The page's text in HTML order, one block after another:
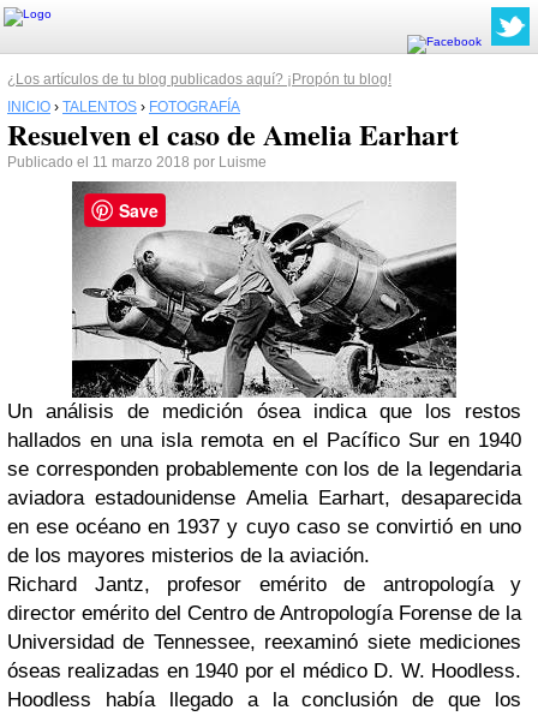
¿Los artículos de tu blog publicados aquí? ¡Propón tu blog!
INICIO › TALENTOS › FOTOGRAFÍA
Resuelven el caso de Amelia Earhart
Publicado el 11 marzo 2018 por Luisme
Un análisis de medición ósea indica que los restos
hallados en una isla remota en el Pacífico Sur en 1940
se corresponden probablemente con los de la legendaria
aviadora estadounidense Amelia Earhart, desaparecida
en ese océano en 1937 y cuyo caso se convirtió en uno
de los mayores misterios de la aviación.
Richard Jantz, profesor emérito de antropología y
director emérito del Centro de Antropología Forense de la
Universidad de Tennessee, reexaminó siete mediciones
óseas realizadas en 1940 por el médico D. W. Hoodless.
Hoodless había llegado a la conclusión de que los
Save